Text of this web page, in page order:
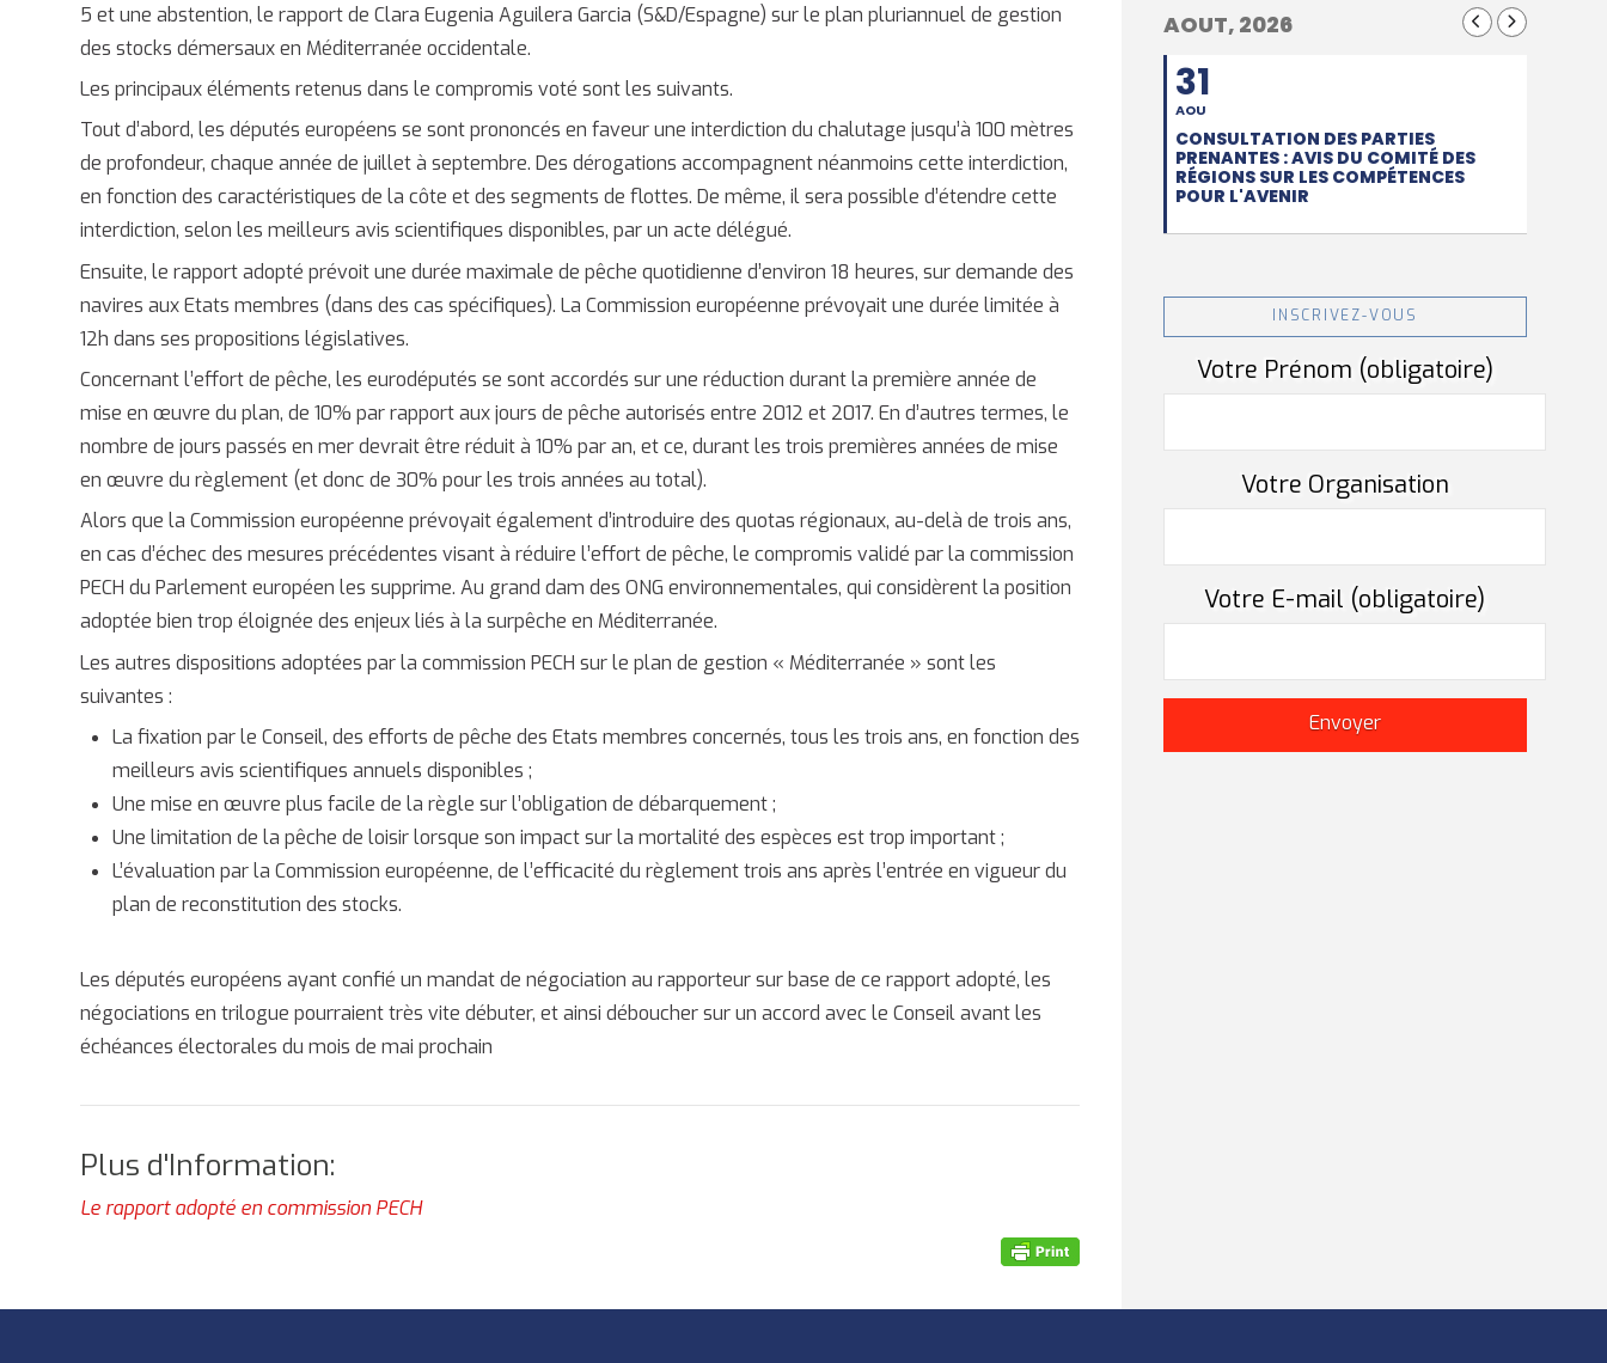
5 et une abstention, le rapport de Clara Eugenia Aguilera Garcia (S&D/Espagne) sur le plan pluriannuel de gestion
des stocks démersaux en Méditerranée occidentale.
Les principaux éléments retenus dans le compromis voté sont les suivants.
Tout d’abord, les députés européens se sont prononcés en faveur une interdiction du chalutage jusqu’à 100 mètres
de profondeur, chaque année de juillet à septembre. Des dérogations accompagnent néanmoins cette interdiction,
en fonction des caractéristiques de la côte et des segments de flottes. De même, il sera possible d’étendre cette
interdiction, selon les meilleurs avis scientifiques disponibles, par un acte délégué.
Ensuite, le rapport adopté prévoit une durée maximale de pêche quotidienne d’environ 18 heures, sur demande des
navires aux Etats membres (dans des cas spécifiques). La Commission européenne prévoyait une durée limitée à
12h dans ses propositions législatives.
Concernant l’effort de pêche, les eurodéputés se sont accordés sur une réduction durant la première année de
mise en œuvre du plan, de 10% par rapport aux jours de pêche autorisés entre 2012 et 2017. En d’autres termes, le
nombre de jours passés en mer devrait être réduit à 10% par an, et ce, durant les trois premières années de mise
en œuvre du règlement (et donc de 30% pour les trois années au total).
Alors que la Commission européenne prévoyait également d’introduire des quotas régionaux, au-delà de trois ans,
en cas d’échec des mesures précédentes visant à réduire l’effort de pêche, le compromis validé par la commission
PECH du Parlement européen les supprime. Au grand dam des ONG environnementales, qui considèrent la position
adoptée bien trop éloignée des enjeux liés à la surpêche en Méditerranée.
Les autres dispositions adoptées par la commission PECH sur le plan de gestion « Méditerranée » sont les
suivantes :
La fixation par le Conseil, des efforts de pêche des Etats membres concernés, tous les trois ans, en fonction des
meilleurs avis scientifiques annuels disponibles ;
Une mise en œuvre plus facile de la règle sur l’obligation de débarquement ;
Une limitation de la pêche de loisir lorsque son impact sur la mortalité des espèces est trop important ;
L’évaluation par la Commission européenne, de l’efficacité du règlement trois ans après l’entrée en vigueur du
plan de reconstitution des stocks.
Les députés européens ayant confié un mandat de négociation au rapporteur sur base de ce rapport adopté, les
négociations en trilogue pourraient très vite débuter, et ainsi déboucher sur un accord avec le Conseil avant les
échéances électorales du mois de mai prochain
Plus d'Information:
Le rapport adopté en commission PECH
AOUT, 2026
31
AOU
CONSULTATION DES PARTIES
PRENANTES : AVIS DU COMITÉ DES
RÉGIONS SUR LES COMPÉTENCES
POUR L'AVENIR
INSCRIVEZ-VOUS
Votre Prénom (obligatoire)
Votre Organisation
Votre E-mail (obligatoire)